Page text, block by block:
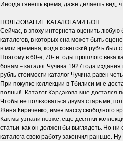
Иногда тянешь время, даже делаешь вид,
ПОЛЬЗОВАНИЕ КАТАЛОГАМИ БОН.
Сейчас, в эпоху интернета оценить любую
каталогов, в которых она может быть
в мои времена, когда советский рубль
Поэтому в 60-е, 70- е годы прошлого века
бонам – каталог Чучина 1927 года
рубль стоимости каталог Чучина равен
При покупке коллекции в Тбилиси мне
полный. Каталог Кардакова мне
Чтобы не пользоваться двумя старыми,
Женя Кириченко, имея массу свободного
Как мы узнали позже, еще десятки
статьи, как он должен бы выглядеть. Но
каталога свою работу закончил раньше.